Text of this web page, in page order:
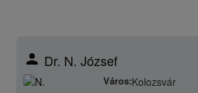
person Dr. N. József
Város:Kolozsvár